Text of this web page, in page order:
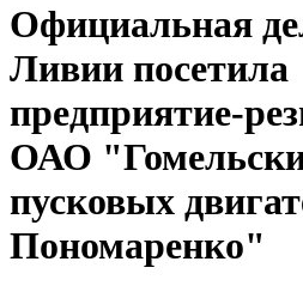
Официальная
Ливии посетила
предприятие-
ОАО
пусковых
Пономаренко"